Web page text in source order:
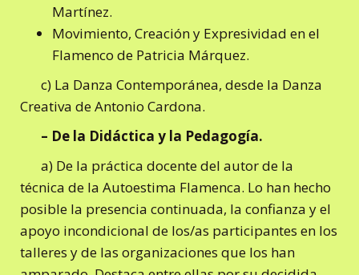
Martínez.
Movimiento, Creación y Expresividad en el
Flamenco de Patricia Márquez.
c) La Danza Contemporánea, desde la Danza
Creativa de Antonio Cardona.
– De la Didáctica y la Pedagogía.
a) De la práctica docente del autor de la
técnica de la Autoestima Flamenca. Lo han hecho
posible la presencia continuada, la confianza y el
apoyo incondicional de los/as participantes en los
talleres y de las organizaciones que los han